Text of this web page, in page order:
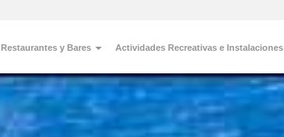
Restaurantes y Bares Actividades Recreativas e Instalaciones